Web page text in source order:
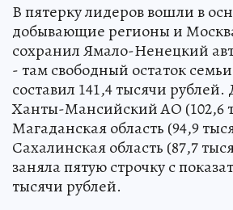
В пятерку лидеров вошли в
добывающие регионы и
сохранил Ямало-Ненецкий
- там свободный остаток
составил 141,4 тысячи рублей.
Ханты-Мансийский АО (102,6
Магаданская область (94,9
Сахалинская область (87,7
заняла пятую строчку с
тысячи рублей.